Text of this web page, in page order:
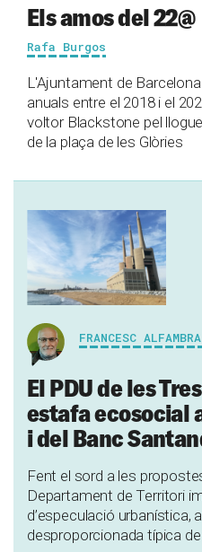
Els amos del 22@
Rafa Burgos
L'Ajuntament de
anuals entre el 2018 i el
voltor Blackstone pel
de la plaça de les Glòries
FRANCESC
El PDU de les
estafa ecosocial
i del Banc
Fent el sord a les
Departament de Territori
d’especulació urbanística,
desproporcionada típica